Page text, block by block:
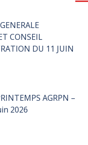
CONSEIL
DU 11 JUIN
AGRPN –
2026